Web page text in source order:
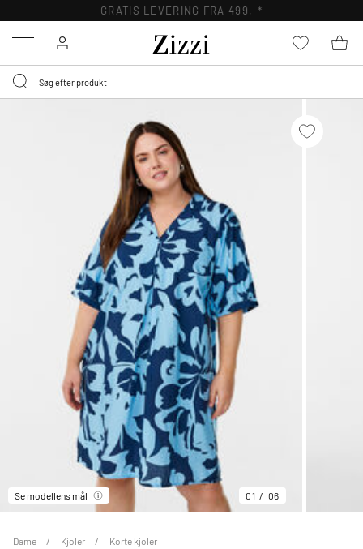
GRATIS LEVERING FRA 499,-*
Menu
Se modellens mål 01 06
Dame Kjoler Korte kjoler